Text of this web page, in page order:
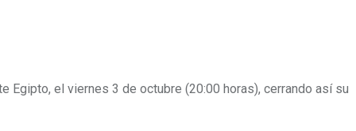
Egipto, el viernes 3 de octubre (20:00 horas), cerrando así su